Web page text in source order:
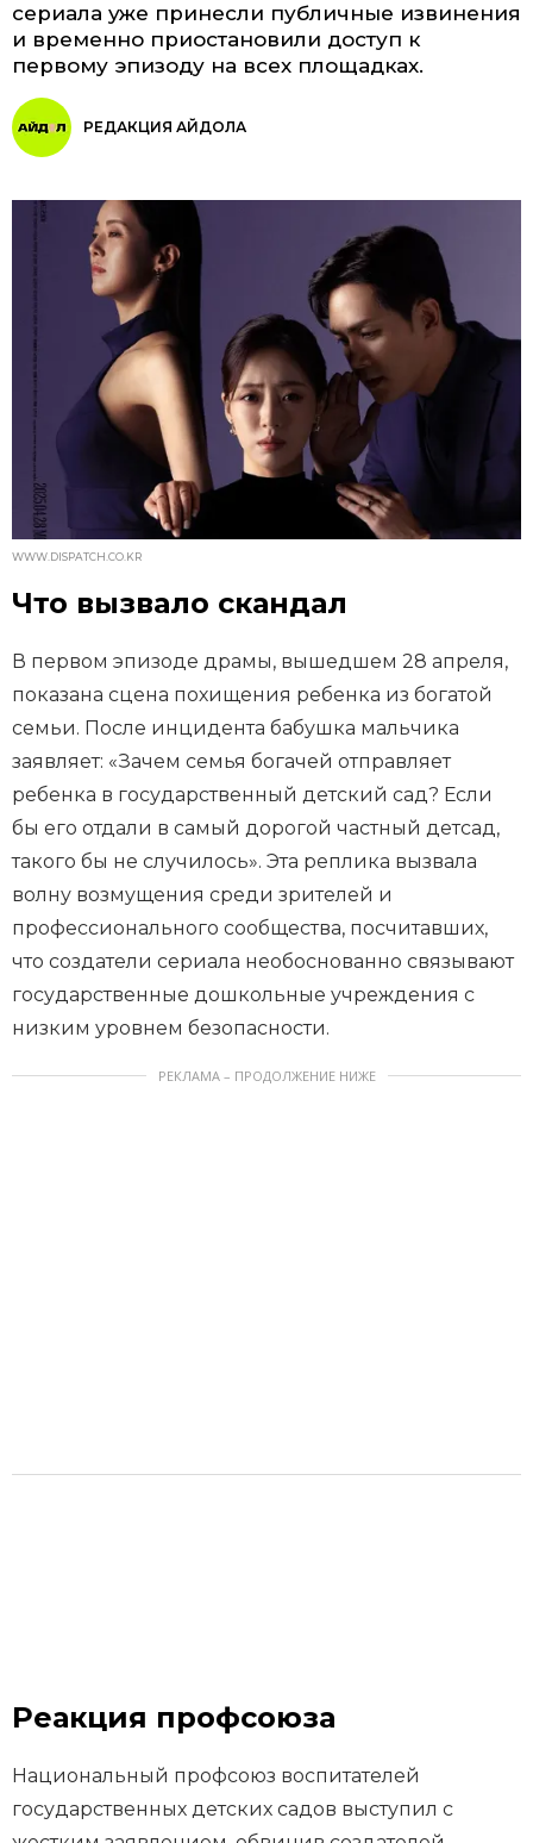
сериала уже принесли публичные извинения
и временно приостановили доступ к
первому эпизоду на всех площадках.
РЕДАКЦИЯ АЙДОЛА
WWW.DISPATCH.CO.KR
Что вызвало скандал
В первом эпизоде драмы, вышедшем 28 апреля,
показана сцена похищения ребенка из богатой
семьи. После инцидента бабушка мальчика
заявляет: «Зачем семья богачей отправляет
ребенка в государственный детский сад? Если
бы его отдали в самый дорогой частный детсад,
такого бы не случилось». Эта реплика вызвала
волну возмущения среди зрителей и
профессионального сообщества, посчитавших,
что создатели сериала необоснованно связывают
государственные дошкольные учреждения с
низким уровнем безопасности.
РЕКЛАМА – ПРОДОЛЖЕНИЕ НИЖЕ
Реакция профсоюза
Национальный профсоюз воспитателей
государственных детских садов выступил с